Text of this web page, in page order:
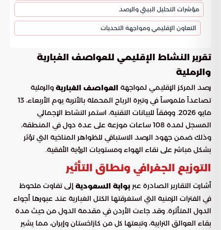
مؤشرات التحليل البيئي والرصد
التعاون الإقليمي ومواجهة التحديات
تقرير النشاط الإقليمي للعواصف الغبارية
والرملية
رصد المركز الإقليمي لمواجهة العواصف الغبارية والرملية
تصاعداً ملموساً في وتيرة الرياح المحملة بالأتربة يوم الأربعاء، 13
مايو 2026. ووفقاً للبيانات التقنية، استمر النشاط الإجمالي
المسجل لمدة 108 ساعات موزعة على عدة دول في المنطقة،
وذلك ضمن جهود الرصد الاستباقي للظواهر المناخية التي تؤثر
بشكل مباشر على نقاء الهواء ومستويات الرؤية الأفقية.
التوزيع الجغرافي ونطاق التأثير
أشارت التقارير الصادرة عبر بوابة السعودية إلى تفاوت ملحوظ
في الفترات الزمنية التي استغرقتها الكتل الغبارية عند عبورها أجواء
الدول المتأثرة. وقد جاءت الأردن في مقدمة الدول من حيث مدة
بقاء العوالق الترابية، وتبعتها كل من كازاخستان وإيران، مما يشير